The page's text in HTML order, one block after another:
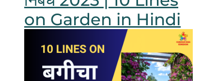
on Garden in Hindi